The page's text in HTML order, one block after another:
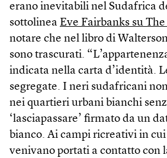
erano inevitabili nel Sudafrica
sottolinea Eve Fairbanks su
notare che nel libro di
sono trascurati.
indicata nella carta d’identità.
segregate. I neri sudafricani
nei quartieri urbani bianchi
‘lasciapassare’ firmato da un
bianco. Ai campi ricreativi in
venivano portati a contatto con